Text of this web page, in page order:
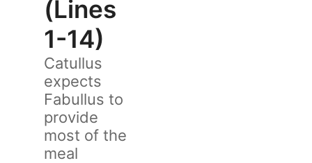
(Lines
1-14)
Catullus
expects
Fabullus to
provide
most of the
meal